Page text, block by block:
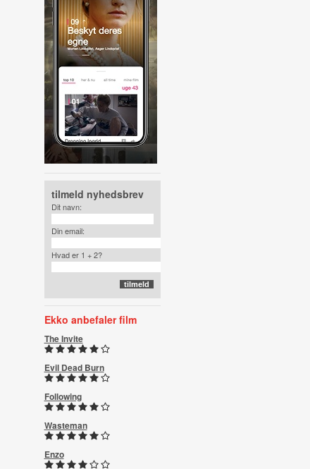
tilmeld nyhedsbrev
Dit navn:
Din email:
Hvad er 1 + 2?
Ekko anbefaler film
The Invite
Evil Dead Burn
Following
Wasteman
Enzo